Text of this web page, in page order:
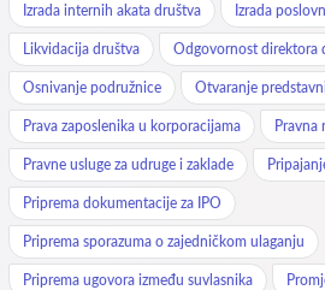
Izrada internih akata društva Izrada
Likvidacija društva Odgovornost direktora
Osnivanje podružnice Otvaranje
Prava zaposlenika u korporacijama Pravna
Pravne usluge za udruge i zaklade
Priprema dokumentacije za IPO
Priprema sporazuma o zajedničkom ulaganju
Priprema ugovora između suvlasnika